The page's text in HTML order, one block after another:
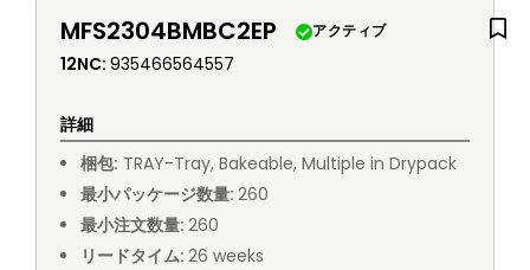
MFS2304BMBC2EP アクティブ
12NC: 935466564557
詳細
梱包: TRAY-Tray, Bakeable, Multiple in Drypack
最小パッケージ数量: 260
最小注文数量: 260
リードタイム: 26 weeks